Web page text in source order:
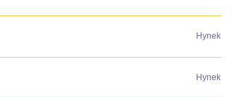
Hynek
Hynek